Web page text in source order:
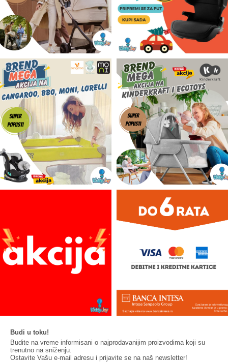
Budi u toku!
Budite na vreme informisani o najprodavanijim proizvodima koji su
trenutno na sniženju.
Ostavite Vašu e-mail adresu i prijavite se na naš newsletter!